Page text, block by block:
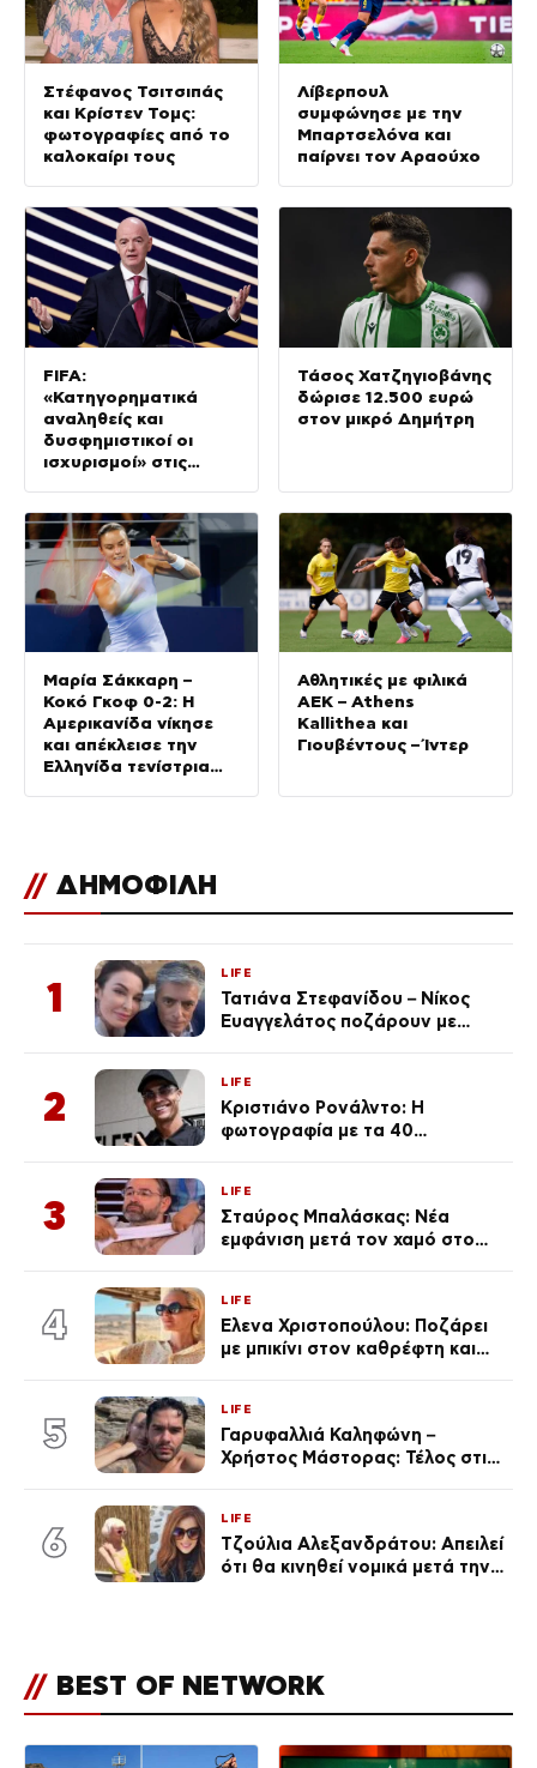
Στέφανος Τσιτσιπάς
και Κρίστεν Τομς:
φωτογραφίες από το
καλοκαίρι τους
Λίβερπουλ
συμφώνησε με την
Μπαρτσελόνα και
παίρνει τον Αραούχο
FIFA:
«Κατηγορηματικά
αναληθείς και
δυσφημιστικοί οι
ισχυρισμοί» στις
Τάσος Χατζηγιοβάνης
δώρισε 12.500 ευρώ
στον μικρό Δημήτρη
Μαρία Σάκκαρη –
Κοκό Γκοφ 0-2: Η
Αμερικανίδα νίκησε
και απέκλεισε την
Ελληνίδα τενίστρια
Αθλητικές με φιλικά
ΑΕΚ – Athens
Kallithea και
Γιουβέντους – Ίντερ
// ΔΗΜΟΦΙΛΗ
1
LIFE
Τατιάνα Στεφανίδου – Νίκος
Ευαγγελάτος ποζάρουν με
2
LIFE
Κριστιάνο Ρονάλντο: Η
φωτογραφία με τα 40
εκ. likes
3
LIFE
Σταύρος Μπαλάσκας: Νέα
εμφάνιση μετά τον χαμό στο
4
LIFE
Έλενα Χριστοπούλου: Ποζάρει
με μπικίνι στον καθρέφτη και
καθεμία…» (Βίντεο)
5
LIFE
Γαρυφαλλιά Καληφώνη –
Χρήστος Μάστορας: Τέλος στις
6
LIFE
Τζούλια Αλεξανδράτου: Απειλεί
ότι θα κινηθεί νομικά μετά την
// BEST OF NETWORK